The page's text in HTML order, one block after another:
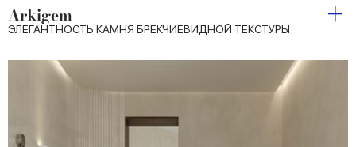
Arkigem
ЭЛЕГАНТНОСТЬ КАМНЯ БРЕКЧИЕВИДНОЙ ТЕКСТУРЫ